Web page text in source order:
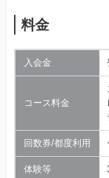
料金
入会金
コース料金
回数券/都度利用
体験等